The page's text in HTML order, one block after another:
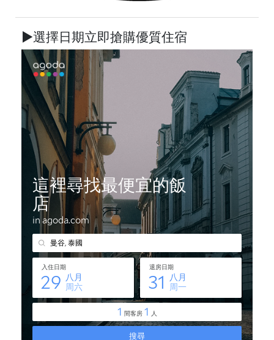
►選擇日期立即搶購優質住宿